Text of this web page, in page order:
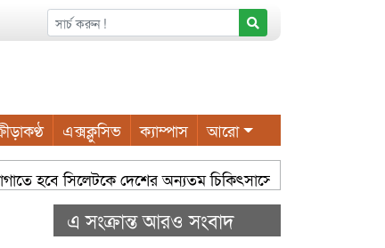
এক্সক্লুসিভ ক্যাম্পাস আরো
হবে সিলেটকে দেশের অন্যতম চিকিৎসাসেবা কেন্দ্র হিসেবে গড়ে
সম্প্রসারিত ওয়ার্ডে আধুনিক নাগরিক সুবিধা করতে
এ সংক্রান্ত আরও সংবাদ